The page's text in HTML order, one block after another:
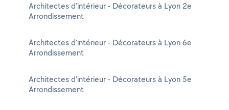
Architectes d'intérieur - Décorateurs à Lyon 2e
Arrondissement
Architectes d'intérieur - Décorateurs à Lyon 6e
Arrondissement
Architectes d'intérieur - Décorateurs à Lyon 5e
Arrondissement